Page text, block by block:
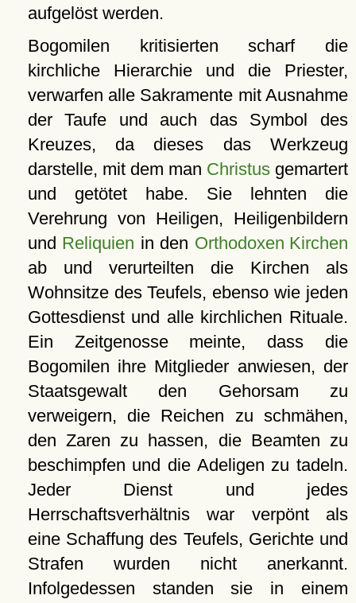
aufgelöst werden.
Bogomilen kritisierten scharf die
kirchliche Hierarchie und die Priester,
verwarfen alle Sakramente mit Ausnahme
der Taufe und auch das Symbol des
Kreuzes, da dieses das Werkzeug
darstelle, mit dem man Christusgemartert
und getötet habe. Sie lehnten die
Verehrung von Heiligen, Heiligenbildern
und Reliquien in den Orthodoxen Kirchen
ab und verurteilten die Kirchen als
Wohnsitze des Teufels, ebenso wie jeden
Gottesdienst und alle kirchlichen Rituale.
Ein Zeitgenosse meinte, dass die
Bogomilen ihre Mitglieder anwiesen, der
Staatsgewalt den Gehorsam zu
verweigern, die Reichen zu schmähen,
den Zaren zu hassen, die Beamten zu
beschimpfen und die Adeligen zu tadeln.
Jeder Dienst und jedes
Herrschaftsverhältnis war verpönt als
eine Schaffung des Teufels, Gerichte und
Strafen wurden nicht anerkannt.
Infolgedessen standen sie in einem